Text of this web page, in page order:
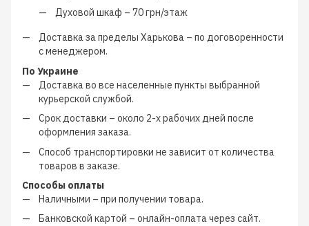
Духовой шкаф – 70 грн/этаж
Доставка за пределы Харькова – по договоренности
с менеджером.
По Украине
Доставка во все населенные пункты выбранной
курьерской службой.
Срок доставки – около 2-х рабочих дней после
оформления заказа.
Способ транспортировки не зависит от количества
товаров в заказе.
Способы оплаты
Наличными – при получении товара.
Банковской картой – онлайн-оплата через сайт.